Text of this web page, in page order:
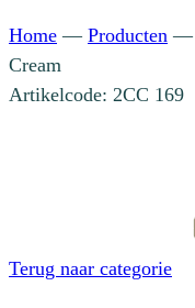
Home — Producten —
Cream
Artikelcode: 2CC 169
Terug naar categorie